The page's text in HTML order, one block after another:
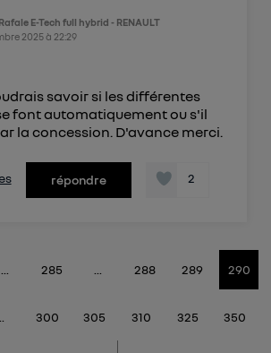
Rafale E-Tech full hybrid - RENAULT
2025à 22:29
savoir si les différentes
font automatiquement ou s'il
la concession. D'avance merci.
répondre 2
285 288 289 290
300 305 310 325 350